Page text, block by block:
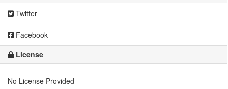
Twitter
Facebook
License
No License Provided